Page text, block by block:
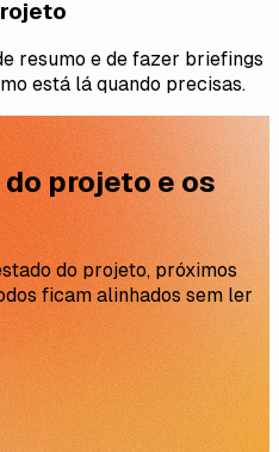
resumo e de fazer briefings
está lá quando precisas.
projeto e os
do projeto, próximos
ficam alinhados sem ler